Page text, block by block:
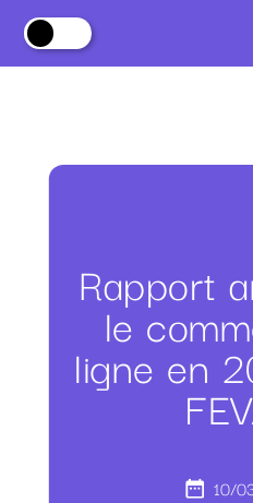
Rapport
le
ligne en
10/